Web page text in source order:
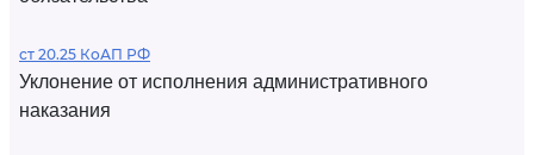
ст 20.25 КоАП РФ
Уклонение от исполнения административного
наказания